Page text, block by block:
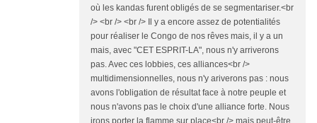
où les kandas furent obligés de se segmentariser.<br
/> <br /> <br /> Il y a encore assez de potentialités
pour réaliser le Congo de nos rêves mais, il y a un
mais, avec "CET ESPRIT-LA", nous n'y arriverons
pas. Avec ces lobbies, ces alliances<br />
multidimensionnelles, nous n'y ariverons pas : nous
avons l'obligation de résultat face à notre peuple et
nous n'avons pas le choix d'une alliance forte. Nous
irons porter la flamme sur place<br /> mais peut-être